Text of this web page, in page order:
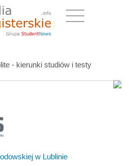
- kierunki studiów i testy
w Lublinie